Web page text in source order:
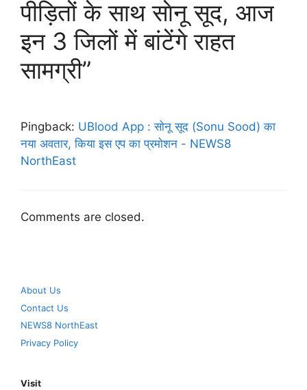
पीड़ितों के साथ साेनू सूद, आज
इन 3 जिलों में बांटेंगे राहत
सामग्री”
Pingback: UBlood App : साेनू सूद (Sonu Sood) का
नया अवतार, किया इस एप का प्रमाेशन - NEWS8
NorthEast
Comments are closed.
About Us
Contact Us
NEWS8 NorthEast
Privacy Policy
Visit